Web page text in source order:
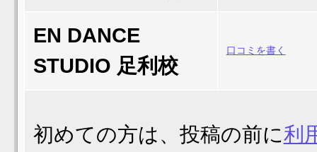
EN DANCE
STUDIO 足利校
口コミを書く
初めての方は、投稿の前に利